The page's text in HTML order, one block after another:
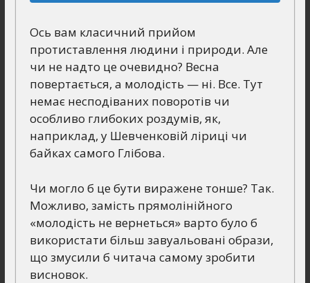
Ось вам класичний прийом
протиставлення людини і природи. Але
чи не надто це очевидно? Весна
повертається, а молодість — ні. Все. Тут
немає несподіваних поворотів чи
особливо глибоких роздумів, як,
наприклад, у Шевченковій ліриці чи
байках самого Глібова.
Чи могло б це бути виражене тонше? Так.
Можливо, замість прямолінійного
«молодість не вернеться» варто було б
використати більш завуальовані образи,
що змусили б читача самому зробити
висновок.